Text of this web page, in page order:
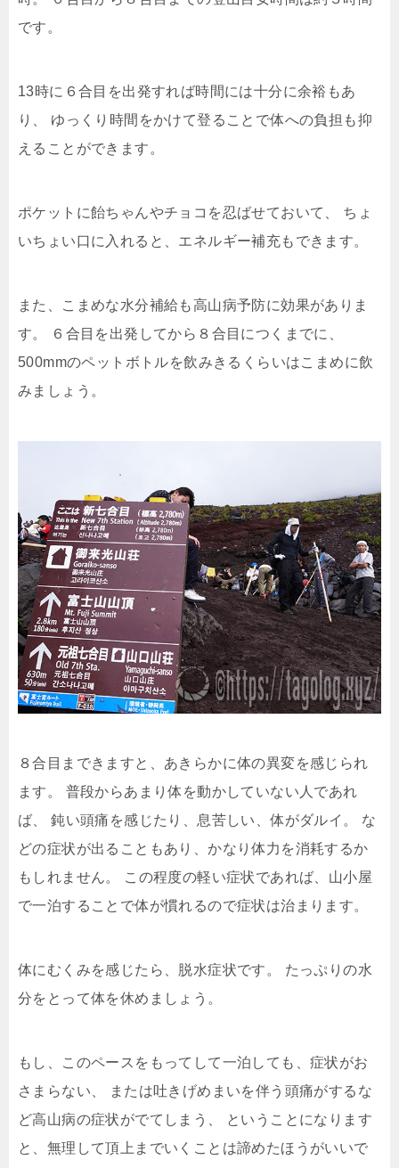
です。
13時に６合目を出発すれば時間には十分に余裕もあ
り、
ゆっくり時間をかけて登ることで体への負担も抑
えることができます。
ポケットに飴ちゃんやチョコを忍ばせておいて、
ちょ
いちょい口に入れると、エネルギー補充もできます。
また、こまめな水分補給も高山病予防に効果がありま
す。
６合目を出発してから８合目につくまでに、
500mmのペットボトルを飲みきるくらいはこまめに飲
みましょう。
８合目まできますと、あきらかに体の異変を感じられ
ます。
普段からあまり体を動かしていない人であれ
ば、
鈍い頭痛を感じたり、息苦しい、体がダルイ。
な
どの症状が出ることもあり、かなり体力を消耗するか
もしれません。
この程度の軽い症状であれば、山小屋
で一泊することで体が慣れるので症状は治まります。
体にむくみを感じたら、脱水症状です。
たっぷりの水
分をとって体を休めましょう。
もし、このペースをもってして一泊しても、症状がお
さまらない、
または吐きげめまいを伴う頭痛がするな
ど高山病の症状がでてしまう、
ということになります
と、無理して頂上までいくことは諦めたほうがいいで